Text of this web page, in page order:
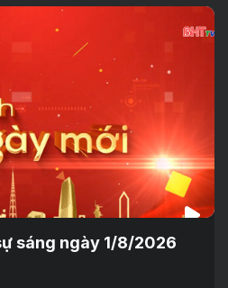
sáng ngày 1/8/2026